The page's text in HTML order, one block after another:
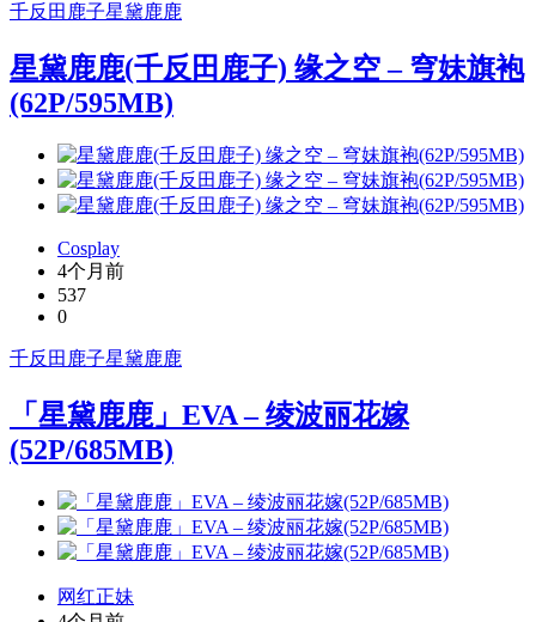
千反田鹿子星黛鹿鹿
星黛鹿鹿(千反田鹿子) 缘之空 – 穹妹旗袍
(62P/595MB)
Cosplay
4个月前
537
0
千反田鹿子星黛鹿鹿
「星黛鹿鹿」EVA – 绫波丽花嫁
(52P/685MB)
网红正妹